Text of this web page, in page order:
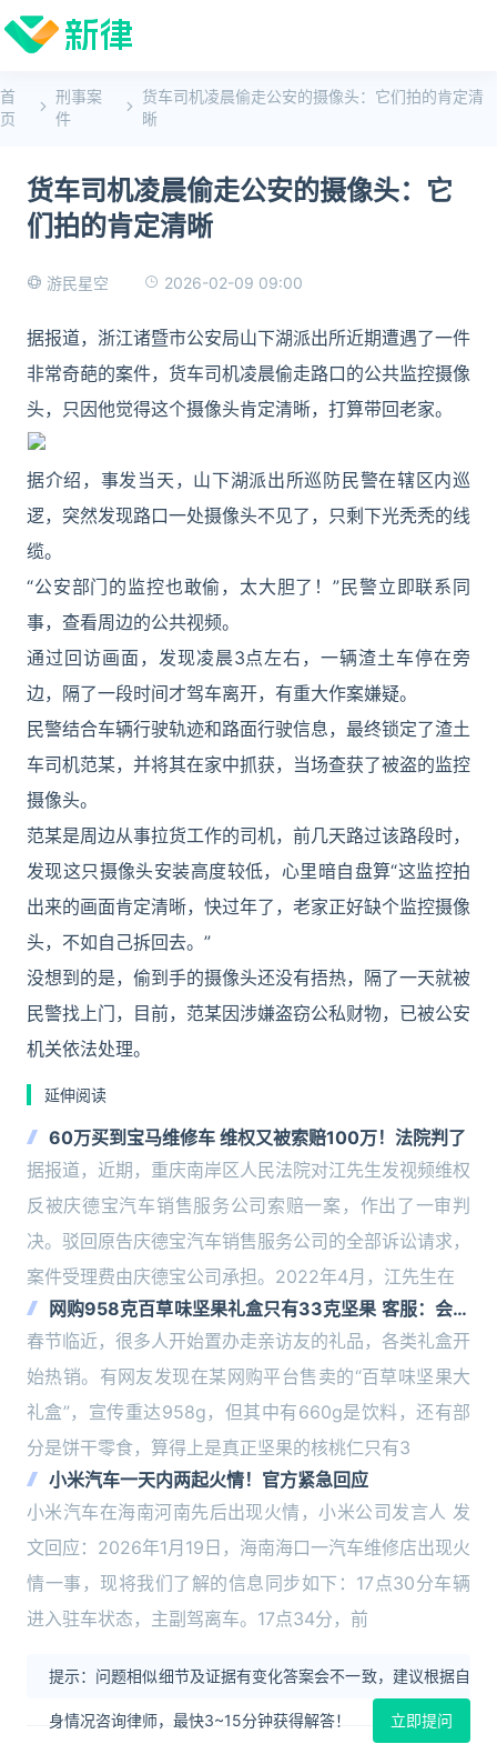
首
页
刑事案
件
货车司机凌晨偷走公安的摄像头：它们拍的肯定清
晰
货车司机凌晨偷走公安的摄像头：它
们拍的肯定清晰
游民星空 2026-02-09 09:00
据报道，浙江诸暨市公安局山下湖派出所近期遭遇了一件
非常奇葩的案件，货车司机凌晨偷走路口的公共监控摄像
头，只因他觉得这个摄像头肯定清晰，打算带回老家。
据介绍，事发当天，山下湖派出所巡防民警在辖区内巡
逻，突然发现路口一处摄像头不见了，只剩下光秃秃的线
缆。
“公安部门的监控也敢偷，太大胆了！”民警立即联系同
事，查看周边的公共视频。
通过回访画面，发现凌晨3点左右，一辆渣土车停在旁
边，隔了一段时间才驾车离开，有重大作案嫌疑。
民警结合车辆行驶轨迹和路面行驶信息，最终锁定了渣土
车司机范某，并将其在家中抓获，当场查获了被盗的监控
摄像头。
范某是周边从事拉货工作的司机，前几天路过该路段时，
发现这只摄像头安装高度较低，心里暗自盘算“这监控拍
出来的画面肯定清晰，快过年了，老家正好缺个监控摄像
头，不如自己拆回去。”
没想到的是，偷到手的摄像头还没有捂热，隔了一天就被
民警找上门，目前，范某因涉嫌盗窃公私财物，已被公安
机关依法处理。
延伸阅读
60万买到宝马维修车 维权又被索赔100万！法院判了
据报道，近期，重庆南岸区人民法院对江先生发视频维权
反被庆德宝汽车销售服务公司索赔一案，作出了一审判
决。驳回原告庆德宝汽车销售服务公司的全部诉讼请求，
案件受理费由庆德宝公司承担。2022年4月，江先生在
网购958克百草味坚果礼盒只有33克坚果 客服：会向
上反馈
春节临近，很多人开始置办走亲访友的礼品，各类礼盒开
始热销。有网友发现在某网购平台售卖的“百草味坚果大
礼盒”，宣传重达958g，但其中有660g是饮料，还有部
分是饼干零食，算得上是真正坚果的核桃仁只有3
小米汽车一天内两起火情！官方紧急回应
小米汽车在海南河南先后出现火情，小米公司发言人 发
文回应：2026年1月19日，海南海口一汽车维修店出现火
情一事，现将我们了解的信息同步如下：17点30分车辆
进入驻车状态，主副驾离车。17点34分，前
提示：问题相似细节及证据有变化答案会不一致，建议根据自
身情况咨询律师，最快3~15分钟获得解答！ 立即提问